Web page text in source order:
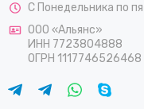
С Понедельника по
ООО «Альянс»
ИНН 7723804888
ОГРН 1117746526468